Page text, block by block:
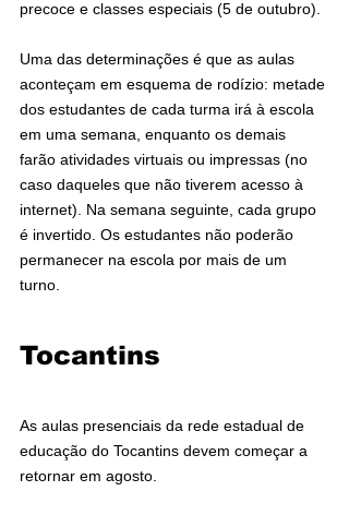
precoce e classes especiais (5 de outubro).
Uma das determinações é que as aulas
aconteçam em esquema de rodízio: metade
dos estudantes de cada turma irá à escola
em uma semana, enquanto os demais
farão atividades virtuais ou impressas (no
caso daqueles que não tiverem acesso à
internet). Na semana seguinte, cada grupo
é invertido. Os estudantes não poderão
permanecer na escola por mais de um
turno.
Tocantins
As aulas presenciais da rede estadual de
educação do Tocantins devem começar a
retornar em agosto.